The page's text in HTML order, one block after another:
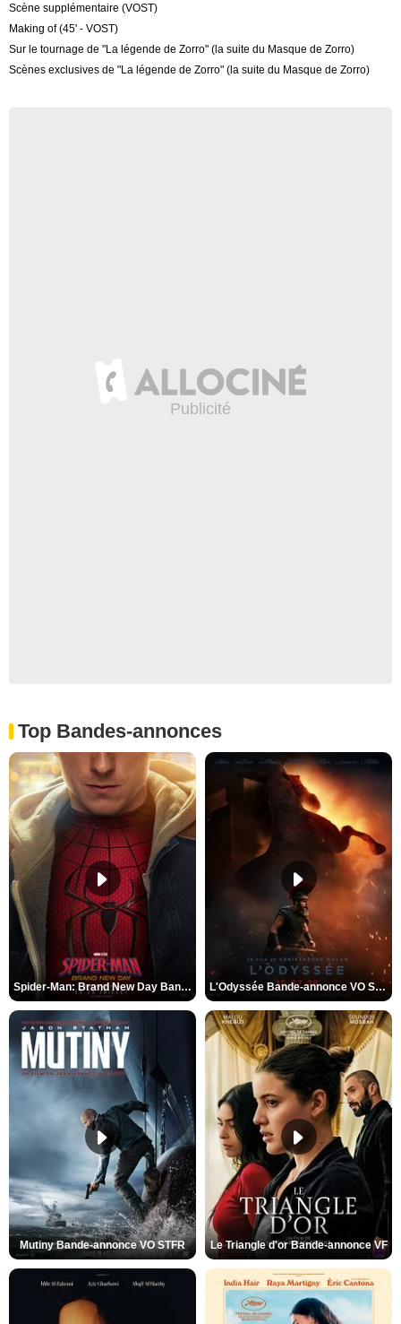
Scène supplémentaire (VOST)
Making of (45' - VOST)
Sur le tournage de "La légende de Zorro" (la suite du Masque de Zorro)
Scènes exclusives de "La légende de Zorro" (la suite du Masque de Zorro)
Top Bandes-annonces
Spider-Man: Brand New Day Bande-annonce VO STFR L'Odyssée Bande-annonce VO STFR
Mutiny Bande-annonce VO STFR Le Triangle d'or Bande-annonce VF